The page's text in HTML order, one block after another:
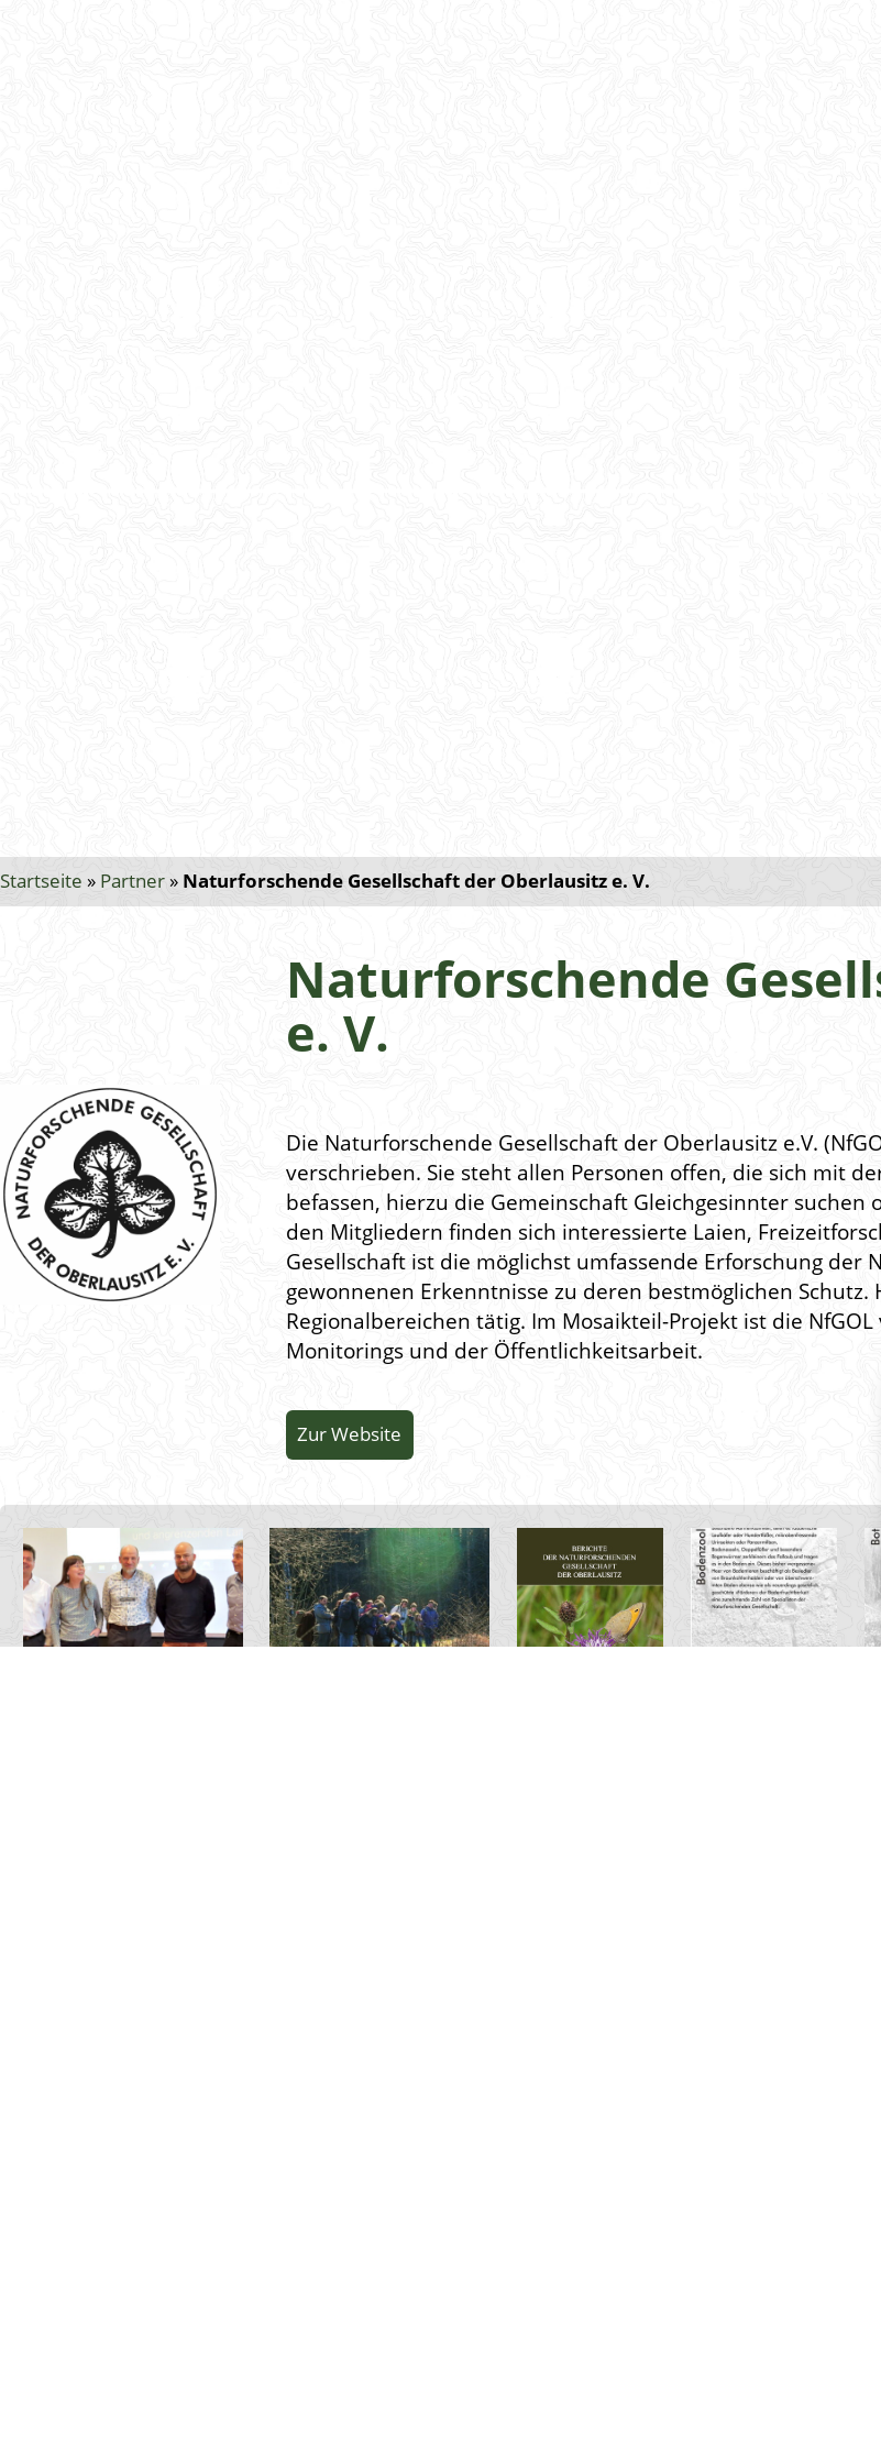
Startseite » Partner» Naturforschende Gesellschaft der Oberlausitz e. V.
Naturforschende
e. V.
Die Naturforschende Gesellschaft der Oberlausitz e.V.
verschrieben. Sie steht allen Personen offen, die sich mit
befassen, hierzu die Gemeinschaft Gleichgesinnter
den Mitgliedern finden sich interessierte Laien,
Gesellschaft ist die möglichst umfassende Erforschung
gewonnenen Erkenntnisse zu deren bestmöglichen
Regionalbereichen tätig. Im Mosaikteil-Projekt ist die
Monitorings und der Öffentlichkeitsarbeit.
Zur Website